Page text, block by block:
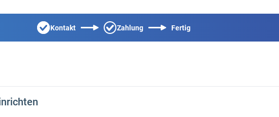
Kontakt Zahlung Fertig